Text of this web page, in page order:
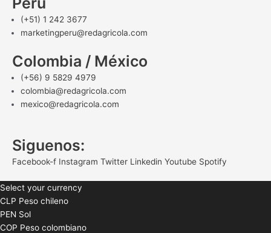
(+51) 1 242 3677
marketingperu@redagricola.com
Colombia / México
(+56) 9 5829 4979
colombia@redagricola.com
mexico@redagricola.com
Siguenos:
Facebook-f Instagram Twitter Linkedin Youtube Spotify
Select your currency
CLP Peso chileno
PEN Sol
COP Peso colombiano